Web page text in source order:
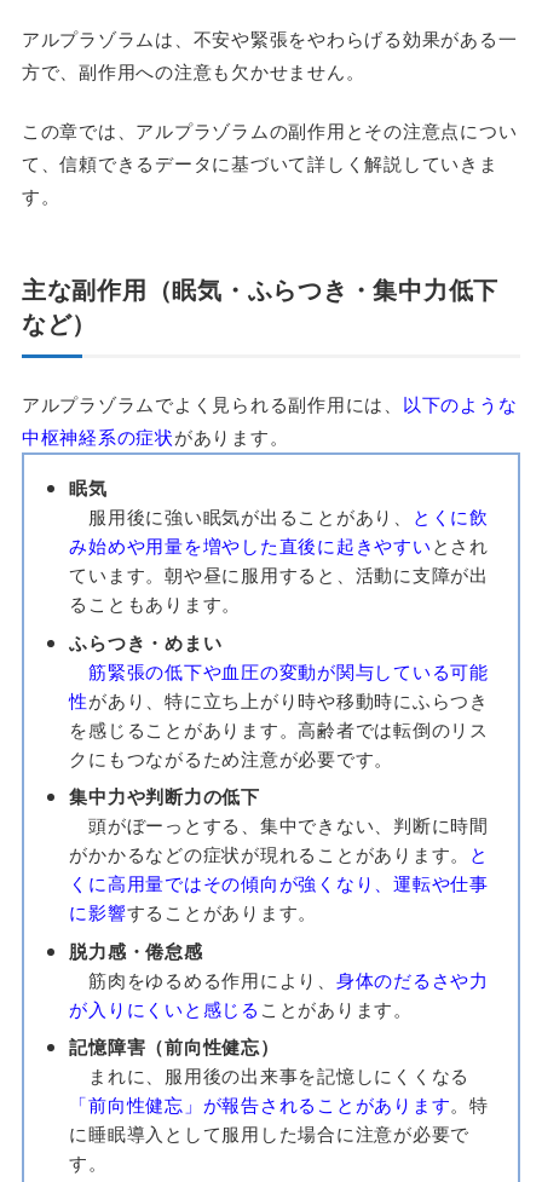
アルプラゾラムは、不安や緊張をやわらげる効果がある一
方で、副作用への注意も欠かせません。
この章では、アルプラゾラムの副作用とその注意点につい
て、信頼できるデータに基づいて詳しく解説していきま
す。
主な副作用（眠気・ふらつき・集中力低下
など）
アルプラゾラムでよく見られる副作用には、 以下のような
中枢神経系の症状があります。
眠気
服用後に強い眠気が出ることがあり、 とくに飲
み始めや用量を増やした直後に起きやすいとされ
ています。朝や昼に服用すると、活動に支障が出
ることもあります。
ふらつき・めまい
筋緊張の低下や血圧の変動が関与している可能
性があり、特に立ち上がり時や移動時にふらつき
を感じることがあります。高齢者では転倒のリス
クにもつながるため注意が必要です。
集中力や判断力の低下
頭がぼーっとする、集中できない、判断に時間
がかかるなどの症状が現れることがあります。 と
くに高用量ではその傾向が強くなり、運転や仕事
に影響することがあります。
脱力感・倦怠感
筋肉をゆるめる作用により、 身体のだるさや力
が入りにくいと感じる ことがあります。
記憶障害（前向性健忘）
まれに、服用後の出来事を記憶しにくくなる
「前向性健忘」が報告されることがあります。特
に睡眠導入として服用した場合に注意が必要で
す。